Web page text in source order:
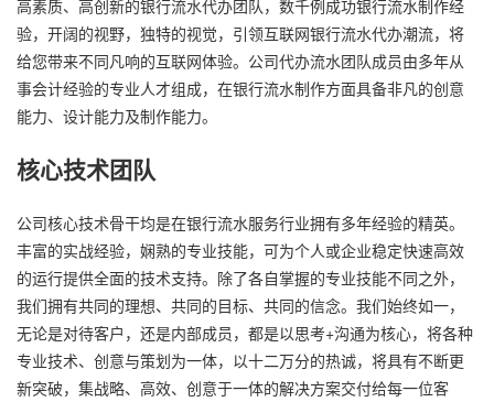
高素质、高创新的银行流水代办团队，数千例成功银行流水制作经
验，开阔的视野，独特的视觉，引领互联网银行流水代办潮流，将
给您带来不同凡响的互联网体验。公司代办流水团队成员由多年从
事会计经验的专业人才组成，在银行流水制作方面具备非凡的创意
能力、设计能力及制作能力。
核心技术团队
公司核心技术骨干均是在银行流水服务行业拥有多年经验的精英。
丰富的实战经验，娴熟的专业技能，可为个人或企业稳定快速高效
的运行提供全面的技术支持。除了各自掌握的专业技能不同之外，
我们拥有共同的理想、共同的目标、共同的信念。我们始终如一，
无论是对待客户，还是内部成员，都是以思考+沟通为核心，将各种
专业技术、创意与策划为一体，以十二万分的热诚，将具有不断更
新突破，集战略、高效、创意于一体的解决方案交付给每一位客